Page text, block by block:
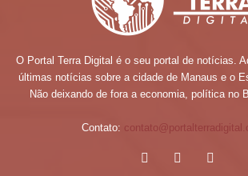
O Portal Terra Digital é o seu portal de notícias.
últimas notícias sobre a cidade de Manaus e o
Não deixando de fora a economia, política no
Contato: